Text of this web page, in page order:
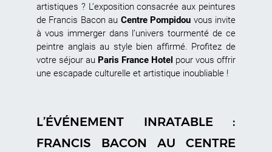
artistiques ? L’exposition consacrée aux peintures
de Francis Bacon au Centre Pompidou vous invite
à vous immerger dans l’univers tourmenté de ce
peintre anglais au style bien affirmé. Profitez de
votre séjour au Paris France Hotel pour vous offrir
une escapade culturelle et artistique inoubliable !
L’ÉVÉNEMENT INRATABLE :
FRANCIS BACON AU CENTRE